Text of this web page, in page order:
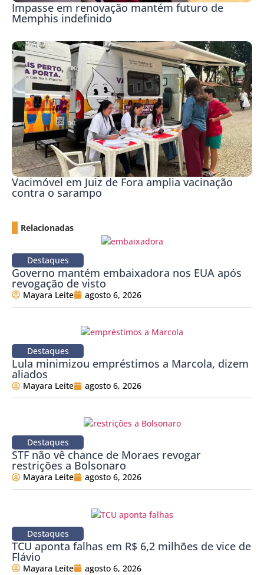
Impasse em renovação mantém futuro de
Memphis indefinido
Vacimóvel em Juiz de Fora amplia vacinação
contra o sarampo
Relacionadas
Destaques
Governo mantém embaixadora nos EUA após
revogação de visto
Mayara Leite agosto 6, 2026
Destaques
Lula minimizou empréstimos a Marcola, dizem
aliados
Mayara Leite agosto 6, 2026
Destaques
STF não vê chance de Moraes revogar
restrições a Bolsonaro
Mayara Leite agosto 6, 2026
Destaques
TCU aponta falhas em R$ 6,2 milhões de vice de
Flávio
Mayara Leite agosto 6, 2026